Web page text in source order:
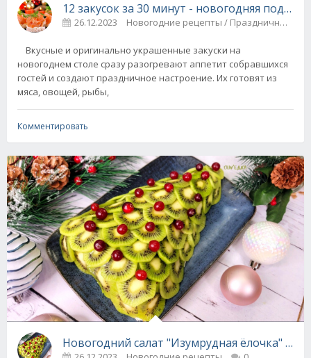
12 закусок за 30 минут - новогодняя
26.12.2023 Новогодние рецепты / Праздничные
Вкусные и оригинально украшенные закуски на
новогоднем столе сразу разогревают аппетит собравшихся
гостей и создают праздничное настроение. Их готовят из
мяса, овощей, рыбы,
Комментировать
Новогодний салат "Изумрудная ёлочка" +